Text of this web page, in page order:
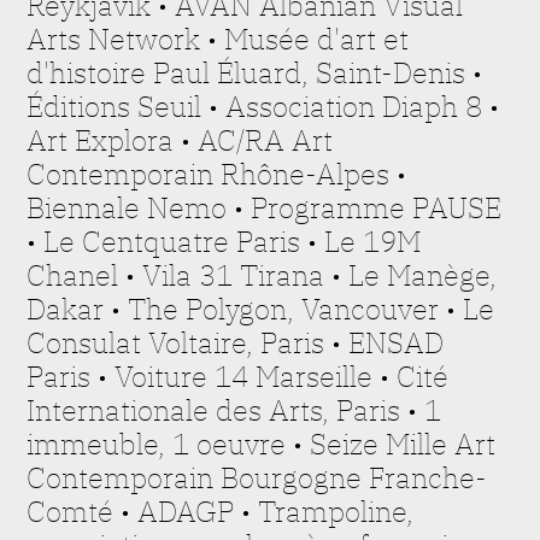
Arts Network • Musée d'art et
d'histoire Paul Éluard, Saint-Denis •
Éditions Seuil • Association Diaph 8 •
Art Explora • AC/RA Art
Contemporain Rhône-Alpes •
Biennale Nemo • Programme PAUSE
• Le Centquatre Paris • Le 19M
Chanel • Vila 31 Tirana • Le Manège,
Dakar • The Polygon, Vancouver • Le
Consulat Voltaire, Paris • ENSAD
Paris •Voiture 14 Marseille • Cité
Internationale des Arts, Paris • 1
immeuble, 1 oeuvre • Seize Mille Art
Contemporain Bourgogne Franche-
Comté • ADAGP • Trampoline,